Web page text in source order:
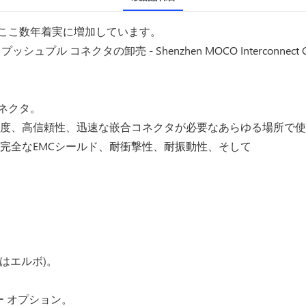
数年着実に増加しています。
ッシュプル コネクタの卸売 - Shenzhen MOCO Interconnect
タ。
、高信頼性、迅速な嵌合コネクタが必要なあらゆる場所で
全なEMCシールド、耐衝撃性、耐振動性、そして
エルボ)。
プション。